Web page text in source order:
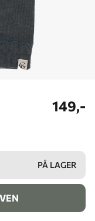
149,-
PÅ LAGER